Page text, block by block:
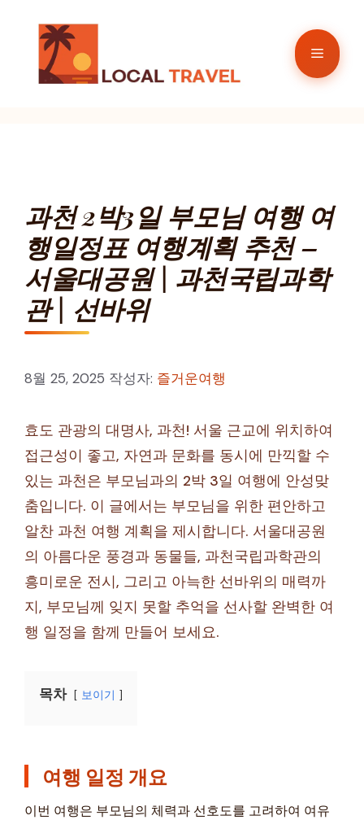
메
과천 2박3일 부모님 여행 여
행일정표 여행계획 추천 –
서울대공원 | 과천국립과학
관 | 선바위
8월 25, 2025 작성자: 즐거운여행
효도 관광의 대명사, 과천! 서울 근교에 위치하여
접근성이 좋고, 자연과 문화를 동시에 만끽할 수
있는 과천은 부모님과의 2박 3일 여행에 안성맞
춤입니다. 이 글에서는 부모님을 위한 편안하고
알찬 과천 여행 계획을 제시합니다. 서울대공원
의 아름다운 풍경과 동물들, 과천국립과학관의
흥미로운 전시, 그리고 아늑한 선바위의 매력까
지, 부모님께 잊지 못할 추억을 선사할 완벽한 여
행 일정을 함께 만들어 보세요.
목차 보이기
여행 일정 개요
이번 여행은 부모님의 체력과 선호도를 고려하여 여유